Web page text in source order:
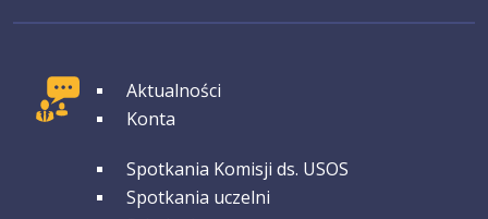
GRUPA 1Aktualności
Konta
GRUPA 2Spotkania Komisji ds. USOS
Spotkania uczelni